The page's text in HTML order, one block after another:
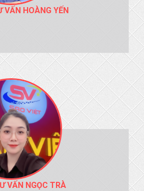
VẤN HOÀNG YẾN
VẤN NGỌC TRÀ